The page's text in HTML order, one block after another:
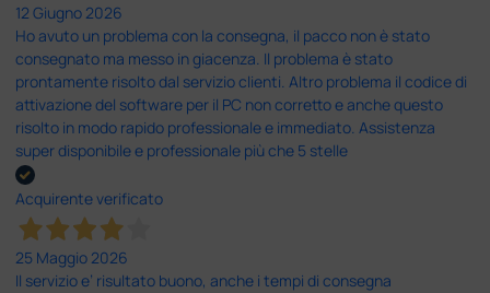
12 Giugno 2026
Ho avuto un problema con la consegna, il pacco non è stato
consegnato ma messo in giacenza. Il problema è stato
prontamente risolto dal servizio clienti. Altro problema il codice di
attivazione del software per il PC non corretto e anche questo
risolto in modo rapido professionale e immediato. Assistenza
super disponibile e professionale più che 5 stelle
Acquirente verificato
25 Maggio 2026
Il servizio e’ risultato buono, anche i tempi di consegna